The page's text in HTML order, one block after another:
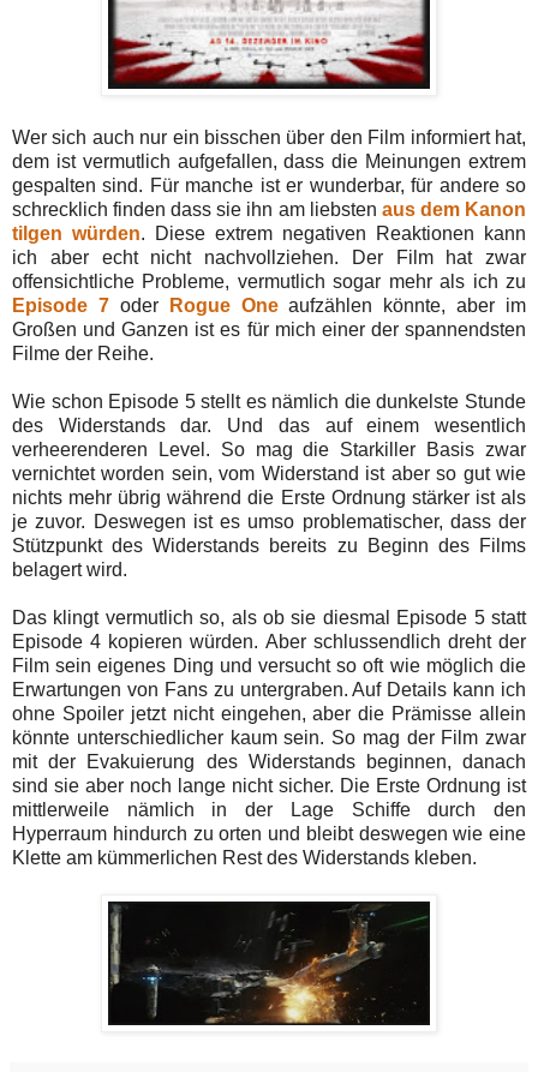
Wer sich auch nur ein bisschen über den Film informiert hat,
dem ist vermutlich aufgefallen, dass die Meinungen extrem
gespalten sind. Für manche ist er wunderbar, für andere so
schrecklich finden dass sie ihn am liebsten aus dem Kanon
tilgen würden. Diese extrem negativen Reaktionen kann
ich aber echt nicht nachvollziehen. Der Film hat zwar
offensichtliche Probleme, vermutlich sogar mehr als ich zu
Episode 7oder Rogue Oneaufzählen könnte, aber im
Großen und Ganzen ist es für mich einer der spannendsten
Filme der Reihe.
Wie schon Episode 5 stellt es nämlich die dunkelste Stunde
des Widerstands dar. Und das auf einem wesentlich
verheerenderen Level. So mag die Starkiller Basis zwar
vernichtet worden sein, vom Widerstand ist aber so gut wie
nichts mehr übrig während die Erste Ordnung stärker ist als
je zuvor. Deswegen ist es umso problematischer, dass der
Stützpunkt des Widerstands bereits zu Beginn des Films
belagert wird.
Das klingt vermutlich so, als ob sie diesmal Episode 5 statt
Episode 4 kopieren würden. Aber schlussendlich dreht der
Film sein eigenes Ding und versucht so oft wie möglich die
Erwartungen von Fans zu untergraben. Auf Details kann ich
ohne Spoiler jetzt nicht eingehen, aber die Prämisse allein
könnte unterschiedlicher kaum sein. So mag der Film zwar
mit der Evakuierung des Widerstands beginnen, danach
sind sie aber noch lange nicht sicher. Die Erste Ordnung ist
mittlerweile nämlich in der Lage Schiffe durch den
Hyperraum hindurch zu orten und bleibt deswegen wie eine
Klette am kümmerlichen Rest des Widerstands kleben.